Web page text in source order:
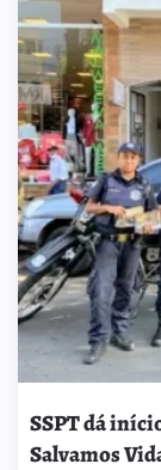
SSPT dá
Salvamos